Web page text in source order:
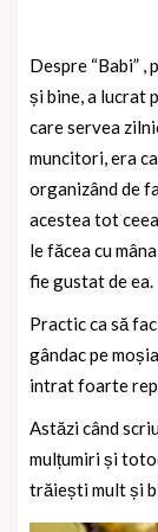
Despre “Babi” ,
și bine, a lucrat
care servea
muncitori, era
organizând de
acestea tot
le făcea cu
fie gustat de ea.
Practic ca să
gândac pe
intrat foarte
Astăzi când
mulțumiri și
trăiești mult și